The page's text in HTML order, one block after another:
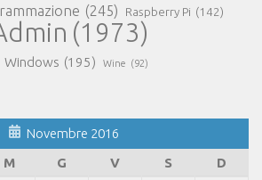
(245) Raspberry Pi (142)
(1973)
Windows (195) Wine (92)
Novembre 2016
M G V S D